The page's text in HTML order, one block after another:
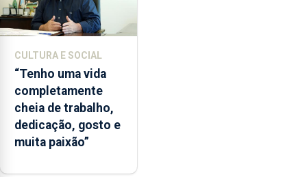
CULTURA E SOCIAL
“Tenho uma vida
completamente
cheia de trabalho,
dedicação, gosto e
muita paixão”